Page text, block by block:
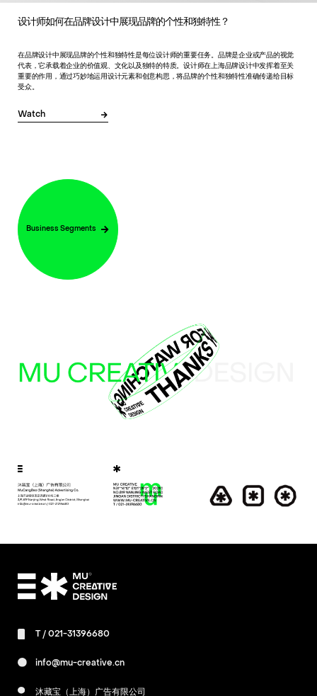
设计师如何在品牌设计中展现品牌的个性和独特性？
在品牌设计中展现品牌的个性和独特性是每位设计师的重要任务。品牌是企业或产品的视觉
代表，它承载着企业的价值观、文化以及独特的特质。设计师在上海品牌设计中发挥着至关
重要的作用，通过巧妙地运用设计元素和创意构思，将品牌的个性和独特性准确传递给目标
受众。
Watch
Business Segments
T / 021-31396680
info@mu-creative.cn
沐藏宝（上海）广告有限公司